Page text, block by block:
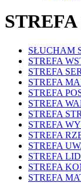
SŁUCHAM
STREFA
STREFA
STREFA
STREFA
STREFA
STREFA
STREFA
STREFA
STREFA
STREFA
STREFA
STREFA